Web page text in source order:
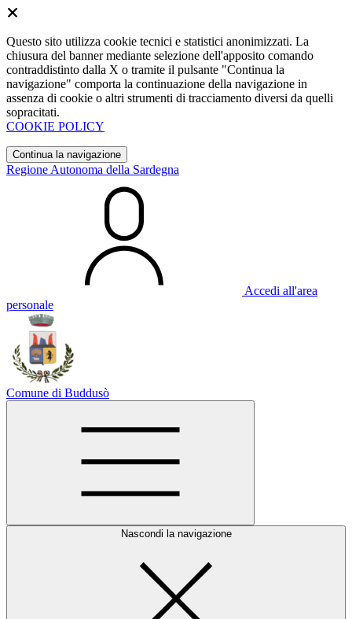
Questo sito utilizza cookie tecnici e statistici anonimizzati. La
chiusura del banner mediante selezione dell'apposito comando
contraddistinto dalla X o tramite il pulsante "Continua la
navigazione" comporta la continuazione della navigazione in
assenza di cookie o altri strumenti di tracciamento diversi da quelli
sopracitati.
COOKIE POLICY
Continua la navigazione
Regione Autonoma della Sardegna
Accedi all'area
personale
Comune di Buddusò
Nascondi la navigazione